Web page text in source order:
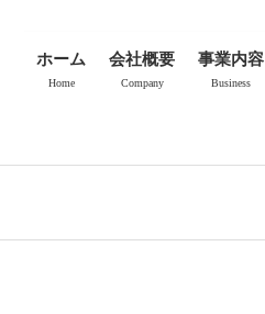
ホーム
Home
会社概要
Company
事業内容
Business